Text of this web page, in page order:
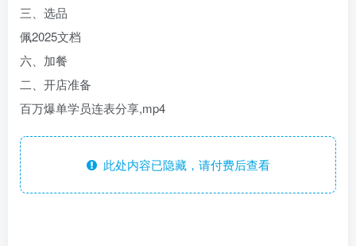
三、选品
佩2025文档
六、加餐
二、开店准备
百万爆单学员连表分享,mp4
此处内容已隐藏，请付费后查看